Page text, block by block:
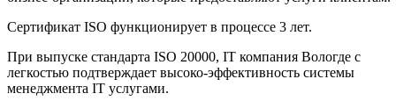
Сертификат ISO функционирует в процессе 3 лет.
При выпуске стандарта ISO 20000, IT компания Вологде с
легкостью подтверждает высоко-эффективность системы
менеджмента IT услугами.